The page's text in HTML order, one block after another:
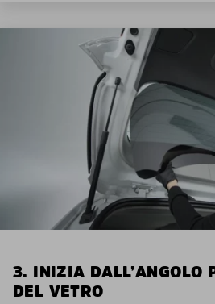
3. INIZIA DALL’ANGOLO
DEL VETRO